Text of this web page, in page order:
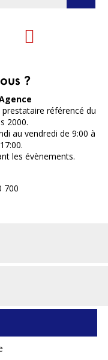
?
référencé du
2000.
au vendredi de 9:00 à
les évènements.
700